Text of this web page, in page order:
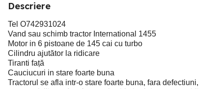
Descriere
Tel O742931024
Vand sau schimb tractor International 1455
Motor in 6 pistoane de 145 cai cu turbo
Cilindru ajutător la ridicare
Tiranti față
Cauciucuri in stare foarte buna
Tractorul se afla intr-o stare foarte buna, fara defectiuni,